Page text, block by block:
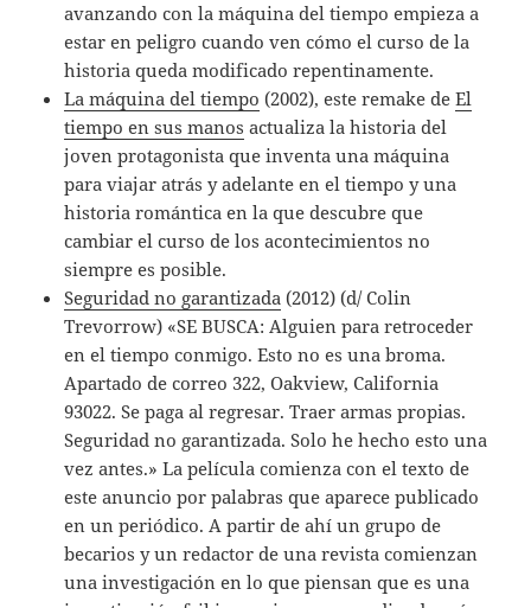
avanzando con la máquina del tiempo empieza a
estar en peligro cuando ven cómo el curso de la
historia queda modificado repentinamente.
La máquina del tiempo (2002), este remake deEl
tiempo en sus manos actualiza la historia del
joven protagonista que inventa una máquina
para viajar atrás y adelante en el tiempo y una
historia romántica en la que descubre que
cambiar el curso de los acontecimientos no
siempre es posible.
Seguridad no garantizada (2012) (d/ Colin
Trevorrow) «SE BUSCA: Alguien para retroceder
en el tiempo conmigo. Esto no es una broma.
Apartado de correo 322, Oakview, California
93022. Se paga al regresar. Traer armas propias.
Seguridad no garantizada. Solo he hecho esto una
vez antes.» La película comienza con el texto de
este anuncio por palabras que aparece publicado
en un periódico. A partir de ahí un grupo de
becarios y un redactor de una revista comienzan
una investigación en lo que piensan que es una